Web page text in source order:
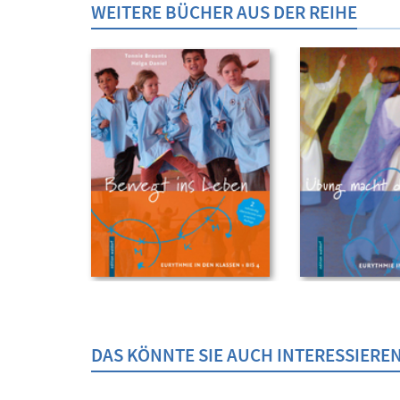
WEITERE BÜCHER AUS DER REIHE
DAS KÖNNTE SIE AUCH